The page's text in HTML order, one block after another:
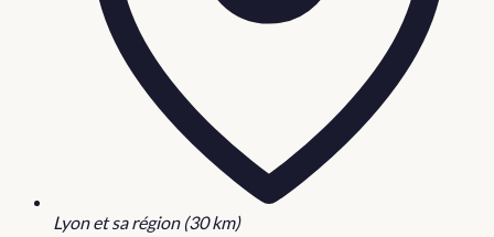
Lyon et sa région (30 km)